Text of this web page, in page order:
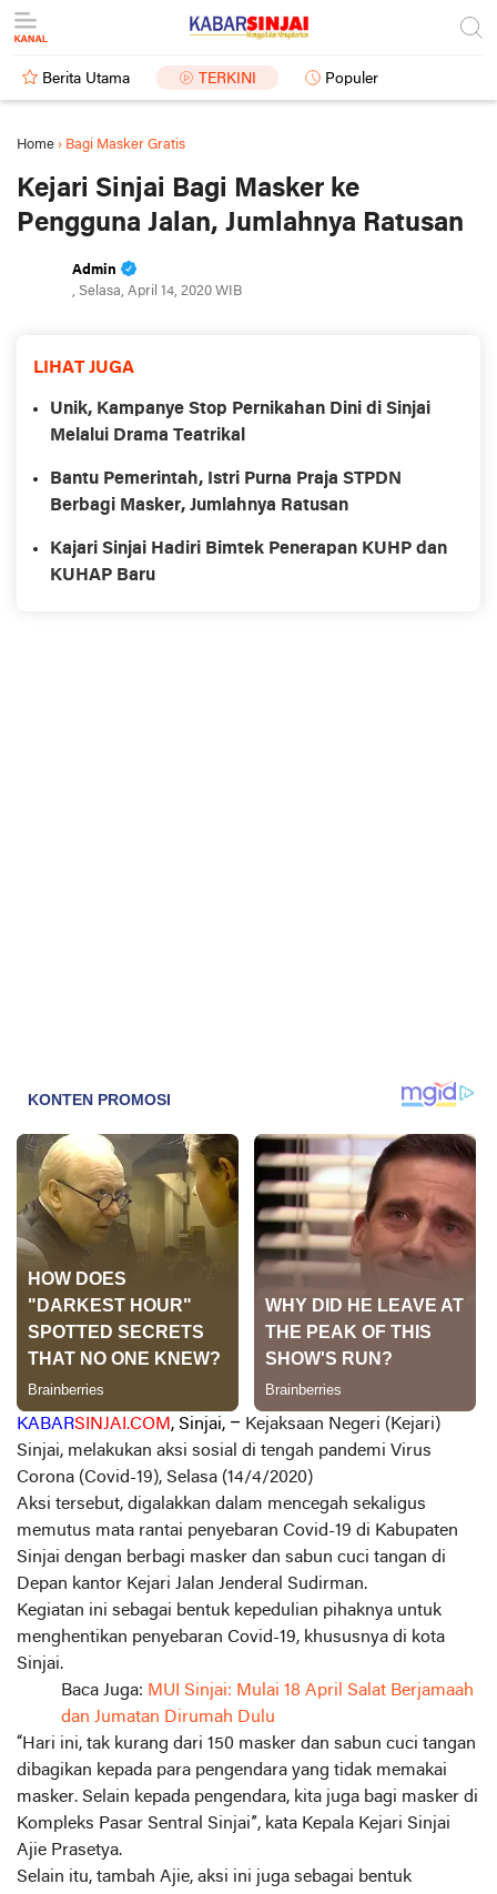
Berita Utama TERKINI Populer
Home › Bagi Masker Gratis
Kejari Sinjai Bagi Masker ke
Pengguna Jalan, Jumlahnya Ratusan
Admin
, Selasa, April 14, 2020 WIB
LIHAT JUGA
Unik, Kampanye Stop Pernikahan Dini di Sinjai
Melalui Drama Teatrikal
Bantu Pemerintah, Istri Purna Praja STPDN
Berbagi Masker, Jumlahnya Ratusan
Kajari Sinjai Hadiri Bimtek Penerapan KUHP dan
KUHAP Baru
KABARSINJAI.COM , Sinjai, – Kejaksaan Negeri (Kejari)
Sinjai, melakukan aksi sosial di tengah pandemi Virus
Corona (Covid-19), Selasa (14/4/2020)
Aksi tersebut, digalakkan dalam mencegah sekaligus
memutus mata rantai penyebaran Covid-19 di Kabupaten
Sinjai dengan berbagi masker dan sabun cuci tangan di
Depan kantor Kejari Jalan Jenderal Sudirman.
Kegiatan ini sebagai bentuk kepedulian pihaknya untuk
menghentikan penyebaran Covid-19, khususnya di kota
Sinjai.
Baca Juga: MUI Sinjai: Mulai 18 April Salat Berjamaah
dan Jumatan Dirumah Dulu
“Hari ini, tak kurang dari 150 masker dan sabun cuci tangan
dibagikan kepada para pengendara yang tidak memakai
masker. Selain kepada pengendara, kita juga bagi masker di
Kompleks Pasar Sentral Sinjai”, kata Kepala Kejari Sinjai
Ajie Prasetya.
Selain itu, tambah Ajie, aksi ini juga sebagai bentuk